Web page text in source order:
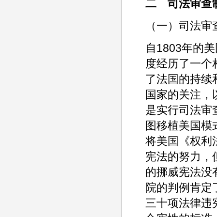
二 司法审查
（一）司法
自1803年的
度经历了一个
了法国的持续
国家的关注，
是实行司法审
图移植美国模
将美国《权利
宪法的努力，
的挪威宪法没
院的判例肯定
三十项法律违